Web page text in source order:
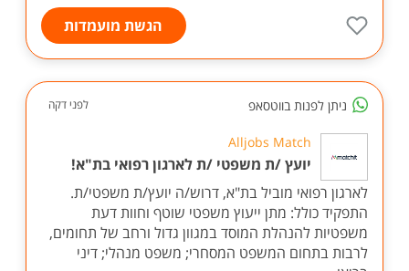
הגשת מועמדות
ניתן לפנות בווטסאפ לפני דקה
Alljobs Match
יועץ /ת משפטי /ת לארגון רפואי בת"א!
לארגון רפואי מוביל בת"א, דרוש/ה יועץ/ת משפטי/ת.
התפקיד כולל: מתן ייעוץ משפטי שוטף וחוות דעת
משפטיות להנהלת המוסד במגוון גדול ורחב של תחומים,
לרבות בתחום המשפט המסחרי; משפט מנהלי; דיני